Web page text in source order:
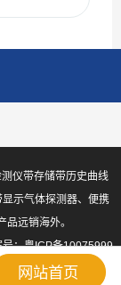
仪带存储带历史曲线
示气体探测器、便携
远销海外。
号：粤ICP备10075999
网站首页